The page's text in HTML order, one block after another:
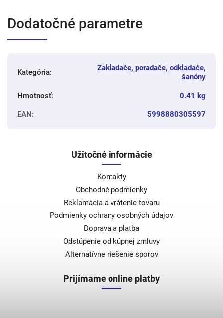
Dodatočné parametre
Kategória:
Zakladače, poradače, odkladače,
šanóny
Hmotnosť: 0.41 kg
EAN: 5998880305597
Užitočné informácie
Kontakty
Obchodné podmienky
Reklamácia a vrátenie tovaru
Podmienky ochrany osobných údajov
Doprava a platba
Odstúpenie od kúpnej zmluvy
Alternatívne riešenie sporov
Prijímame online platby